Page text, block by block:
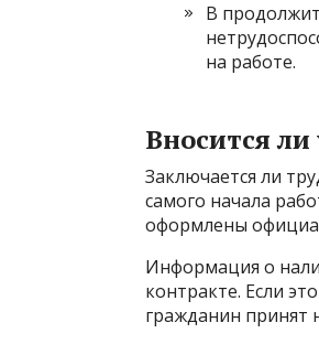
В
на работе.
Вносится ли
Заключается ли
самого начала
оформлены
Информация о
контракте. Если
гражданин принят